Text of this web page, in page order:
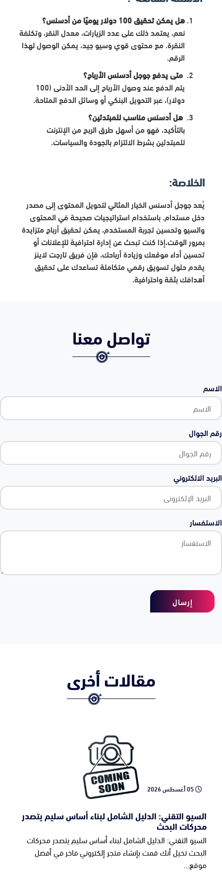
هل يمكن تحقيق 100 دولار يوميًا من أدسنس؟
نعم، يعتمد ذلك على عدد الزيارات، معدل النقر، وتكلفة
النقرة. مع محتوى قوي وسيو جيد، يمكن الوصول لهذا
الرقم.
متى يدفع جوجل أدسنس الأرباح؟
يتم الدفع عند وصول الأرباح إلى الحد الأدنى (100
دولار)، عبر التحويل البنكي أو وسائل الدفع المتاحة.
هل أدسنس مناسب للمبتدئين؟
بالتأكيد، فهو من أسهل طرق الربح من الإنترنت
للمبتدئين بشرط الالتزام بالجودة والسياسات.
الخلاصة:
يُعد جوجل أدسنس الخيار المثالي لتحويل المحتوى إلى مصدر
دخل مستدام. باستخدام استراتيجيات صحيحة في المحتوى
والسيو وتحسين تجربة المستخدم، يمكن تحقيق أرباح متزايدة
بمرور الوقت،إذا كنت تبحث عن إدارة احترافية للإعلانات أو
تحسين أداء موقعك وزيادة أرباحك، فإن فريق تارجت لاينز
يقدم حلول تسويق رقمي متكاملة تساعدك على تحقيق
أهدافك بثقة واحترافية.
تواصل معنا
الاسم
رقم الجوال
البريد الالكتروني
الاستفسار
إرسال
مقالات أخرى
05 أغسطس 2026
السيو التقني: الدليل الشامل لبناء أساس سليم يتصدر
محركات البحث
السيو التقني: الدليل الشامل لبناء أساس سليم يتصدر محركات
البحث تخيل أنك قمت بإنشاء متجر إلكتروني فاخر في أفضل
موقع…